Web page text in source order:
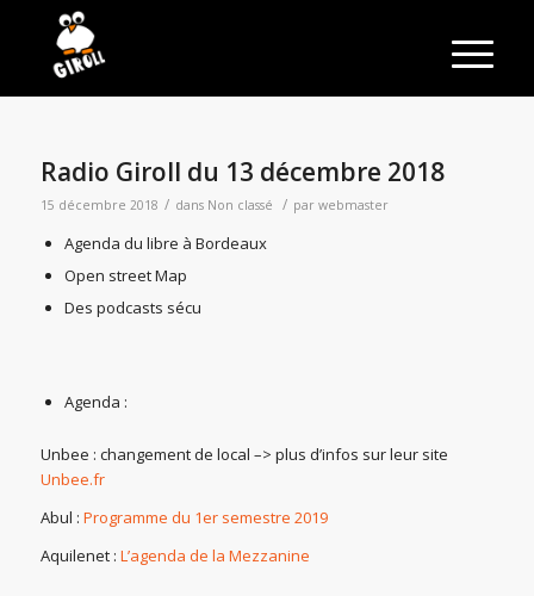
Radio Giroll du 13 décembre 2018
15 décembre 2018 / dans Non classé / par webmaster
Agenda du libre à Bordeaux
Open street Map
Des podcasts sécu
Agenda :
Unbee : changement de local –> plus d’infos sur leur site
Unbee.fr
Abul : Programme du 1er semestre 2019
Aquilenet : L’agenda de la Mezzanine